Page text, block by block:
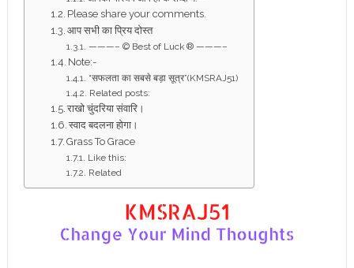
Please share your comments.
आप सभी का प्रिय दोस्त
———– © Best of Luck ® ———–
Note:-
“सफलता का सबसे बड़ा सूत्र”(KMSRAJ51)
Related posts:
राखो चुंदरिया संवारि।
स्वाद बदलना होगा।
Grass To Grace
Like this:
Related